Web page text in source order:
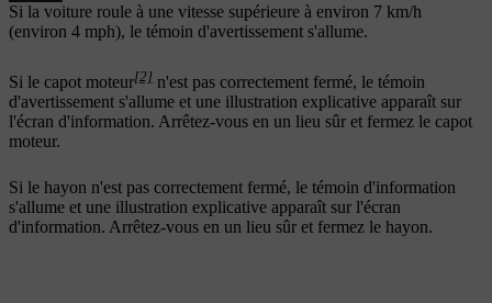
Si la voiture roule à une vitesse supérieure à environ 7 km/h
(environ 4 mph), le témoin d'avertissement s'allume.
Si le capot moteur[2] n'est pas correctement fermé, le témoin
d'avertissement s'allume et une illustration explicative apparaît sur
l'écran d'information. Arrêtez-vous en un lieu sûr et fermez le capot
moteur.
Si le hayon n'est pas correctement fermé, le témoin d'information
s'allume et une illustration explicative apparaît sur l'écran
d'information. Arrêtez-vous en un lieu sûr et fermez le hayon.